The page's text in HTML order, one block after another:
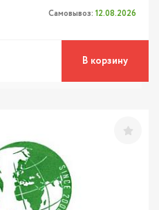
Самовывоз: 12.08.2026
В корзину